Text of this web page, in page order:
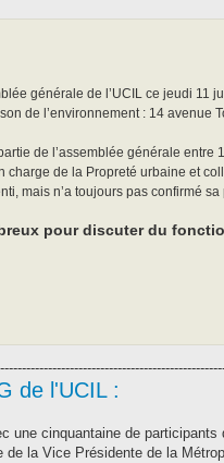
générale de l’UCIL ce jeudi 11
de l’environnement : 14 avenue
de l’assemblée générale
charge de la Propreté urbaine et
mais n’a toujours pas confirmé sa
pour discuter du
de l'UCIL :
une cinquantaine de participants
de la Vice Présidente de la